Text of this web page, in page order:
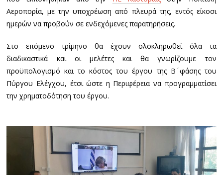
Αεροπορία, με την υποχρέωση από πλευρά της, εντός είκοσι
ημερών να προβούν σε ενδεχόμενες παρατηρήσεις.
Στο επόμενο τρίμηνο θα έχουν ολοκληρωθεί όλα τα
διαδικαστικά και οι μελέτες και θα γνωρίζουμε τον
προϋπολογισμό και το κόστος του έργου της Β΄ φάσης του
Πύργου Ελέγχου, έτσι ώστε η Περιφέρεια να προγραμματίσει
την χρηματοδότηση του έργου.